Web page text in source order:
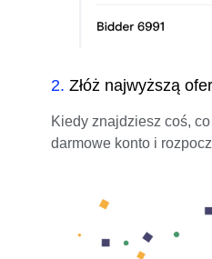
2. Złóż najwyższą
Kiedy znajdziesz coś,
darmowe konto i